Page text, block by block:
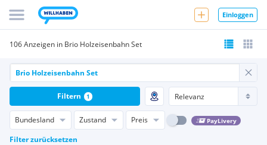
Einloggen
106 Anzeigen in Brio Holzeisenbahn Set
Bundesland Zustand Preis PayLivery
Filter zurücksetzen
Filtern 1